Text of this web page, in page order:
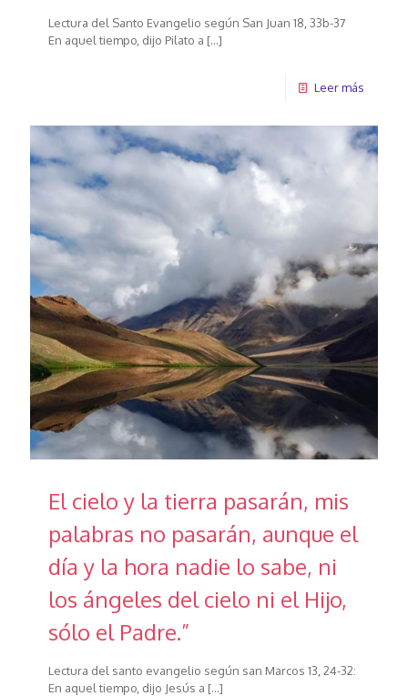
Lectura del Santo Evangelio según San Juan 18, 33b-37
En aquel tiempo, dijo Pilato a […]
Leer más
El cielo y la tierra pasarán, mis
palabras no pasarán, aunque el
día y la hora nadie lo sabe, ni
los ángeles del cielo ni el Hijo,
sólo el Padre.”
Lectura del santo evangelio según san Marcos 13, 24-32:
En aquel tiempo, dijo Jesús a […]